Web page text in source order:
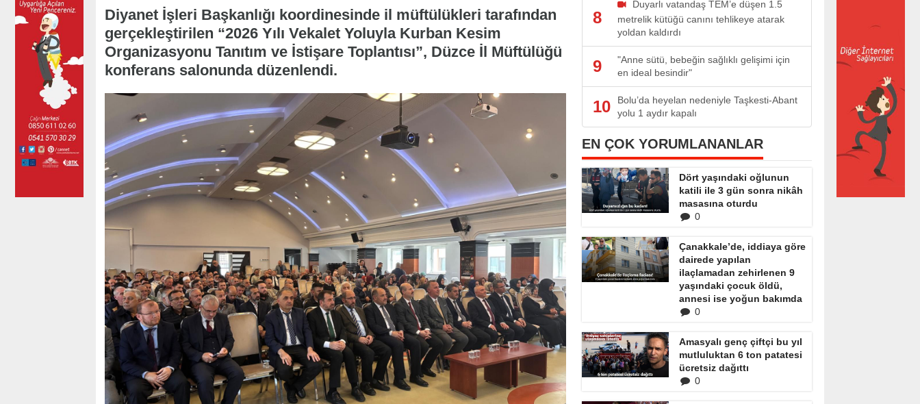
Diyanet İşleri Başkanlığı koordinesinde il müftülükleri tarafından
gerçekleştirilen “2026 Yılı Vekalet Yoluyla Kurban Kesim
Organizasyonu Tanıtım ve İstişare Toplantısı”, Düzce İl Müftülüğü
konferans salonunda düzenlendi.
8
Duyarlı vatandaş TEM’e düşen 1.5
metrelik kütüğü canını tehlikeye atarak
yoldan kaldırdı
9
"Anne sütü, bebeğin sağlıklı gelişimi için
en ideal besindir"
10
Bolu’da heyelan nedeniyle Taşkesti-Abant
yolu 1 aydır kapalı
EN ÇOK YORUMLANANLAR
Dört yaşındaki oğlunun
katili ile 3 gün sonra nikâh
masasına oturdu
0
Çanakkale’de, iddiaya göre
dairede yapılan
ilaçlamadan zehirlenen 9
yaşındaki çocuk öldü,
annesi ise yoğun bakımda
0
Amasyalı genç çiftçi bu yıl
mutluluktan 6 ton patatesi
ücretsiz dağıttı
0